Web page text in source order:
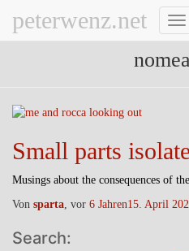
peterwenz.net
Small parts
Musings about the consequences of
Von sparta , vor 6 Jahren15. April
Search: